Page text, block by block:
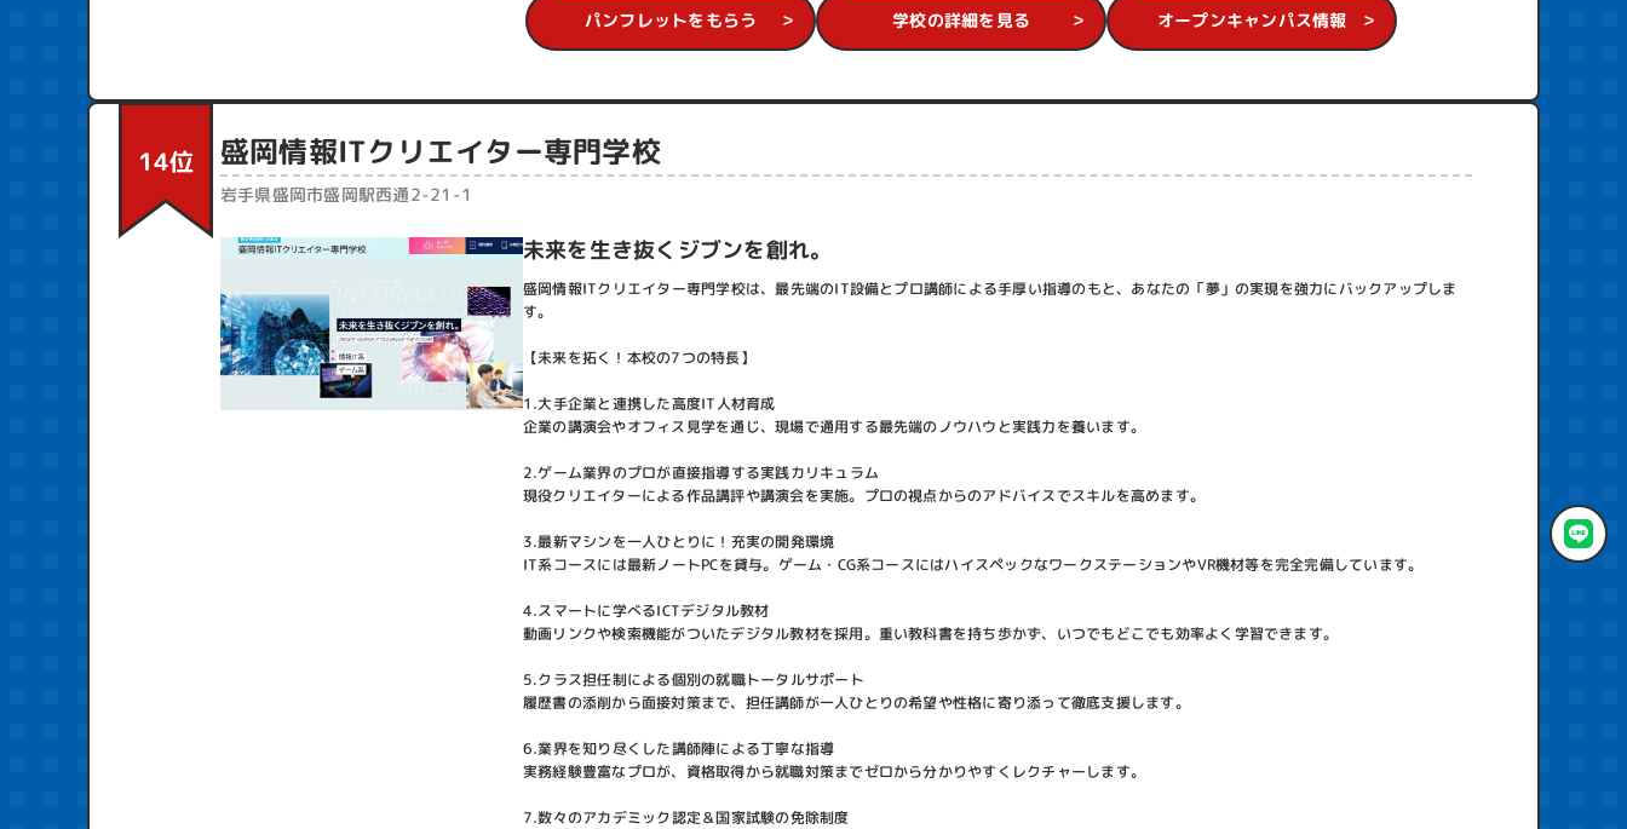
パンフレットをもらう 学校の詳細を見る オープンキャンパス情報
盛岡情報ITクリエイター専門学校
岩手県盛岡市盛岡駅西通2-21-1
未来を生き抜くジブンを創れ。
盛岡情報ITクリエイター専門学校は、最先端のIT設備とプロ講師による手厚い指導のもと、あなたの「夢」の実現を強力にバックアップしま
す。
【未来を拓く！本校の7つの特長】
1.大手企業と連携した高度IT人材育成
企業の講演会やオフィス見学を通じ、現場で通用する最先端のノウハウと実践力を養います。
2.ゲーム業界のプロが直接指導する実践カリキュラム
現役クリエイターによる作品講評や講演会を実施。プロの視点からのアドバイスでスキルを高めます。
3.最新マシンを一人ひとりに！充実の開発環境
IT系コースには最新ノートPCを貸与。ゲーム・CG系コースにはハイスペックなワークステーションやVR機材等を完全完備しています。
4.スマートに学べるICTデジタル教材
動画リンクや検索機能がついたデジタル教材を採用。重い教科書を持ち歩かず、いつでもどこでも効率よく学習できます。
5.クラス担任制による個別の就職トータルサポート
履歴書の添削から面接対策まで、担任講師が一人ひとりの希望や性格に寄り添って徹底支援します。
6.業界を知り尽くした講師陣による丁寧な指導
実務経験豊富なプロが、資格取得から就職対策までゼロから分かりやすくレクチャーします。
7.数々のアカデミック認定＆国家試験の免除制度
14位